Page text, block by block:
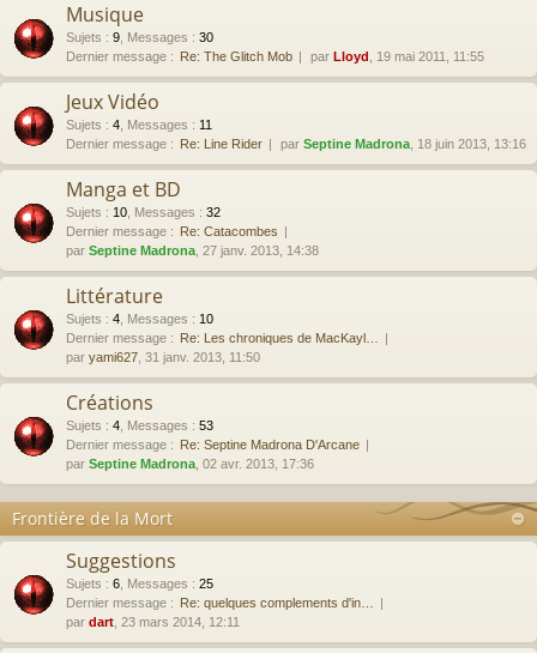
Musique
Sujets : 9 Messages : 30
Dernier message : Re: The Glitch Mob par Lloyd , 19 mai 2011, 11:55
Jeux Vidéo
Sujets : 4 Messages : 11
Dernier message : Re: Line Rider par Septine Madrona , 18 juin 2013, 13:16
Manga et BD
Sujets : 10 Messages : 32
Dernier message : Re: Catacombes
par Septine Madrona , 27 janv. 2013, 14:38
Littérature
Sujets : 4 Messages : 10
Dernier message : Re: Les chroniques de MacKayl…
par yami627 , 31 janv. 2013, 11:50
Créations
Sujets : 4 Messages : 53
Dernier message : Re: Septine Madrona D'Arcane
par Septine Madrona , 02 avr. 2013, 17:36
Frontière de la Mort
Suggestions
Sujets : 6 Messages : 25
Dernier message : Re: quelques complements d'in…
par dart , 23 mars 2014, 12:11